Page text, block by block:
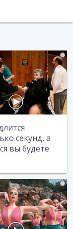
i
секунд, а
вы будете
i